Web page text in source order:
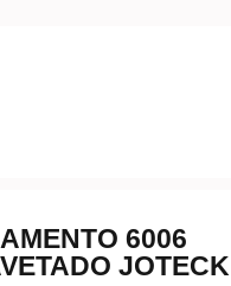
6006
JOTECK